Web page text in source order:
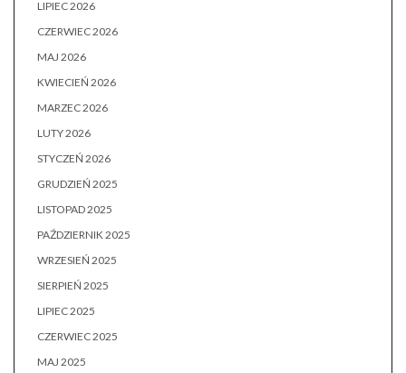
LIPIEC 2026
CZERWIEC 2026
MAJ 2026
KWIECIEŃ 2026
MARZEC 2026
LUTY 2026
STYCZEŃ 2026
GRUDZIEŃ 2025
LISTOPAD 2025
PAŹDZIERNIK 2025
WRZESIEŃ 2025
SIERPIEŃ 2025
LIPIEC 2025
CZERWIEC 2025
MAJ 2025